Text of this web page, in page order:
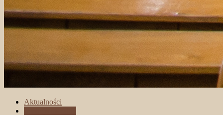
Aktualności